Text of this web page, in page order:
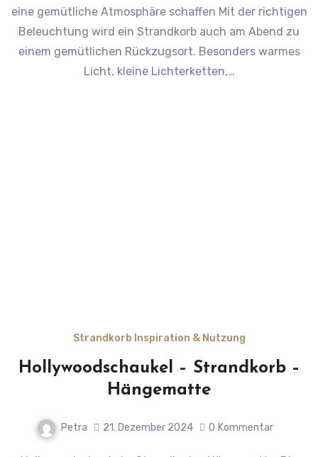
eine gemütliche Atmosphäre schaffen Mit der richtigen
Beleuchtung wird ein Strandkorb auch am Abend zu
einem gemütlichen Rückzugsort. Besonders warmes
Licht, kleine Lichterketten,…
Strandkorb Inspiration & Nutzung
Hollywoodschaukel – Strandkorb –
Hängematte
Petra 21. Dezember 2024 0 Kommentar